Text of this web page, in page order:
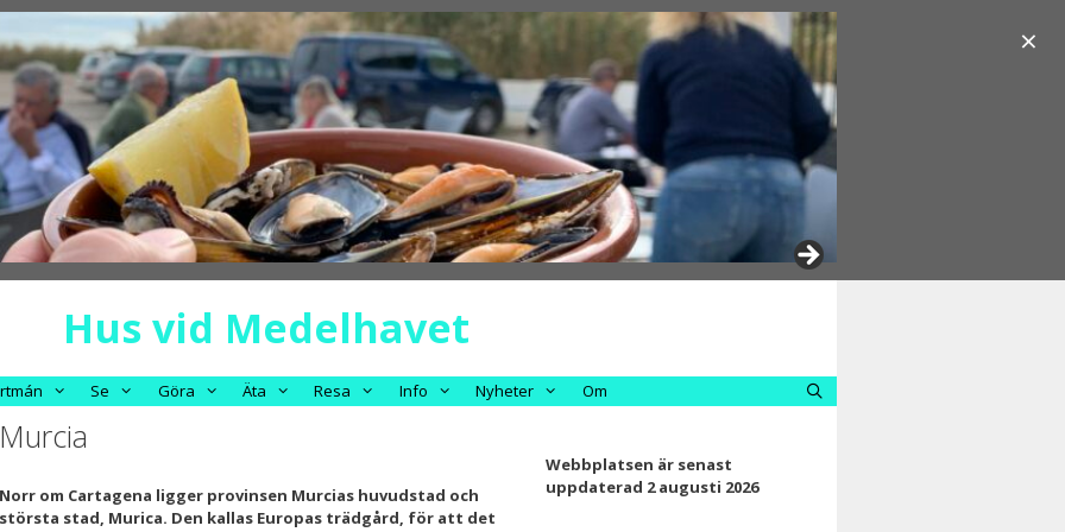
Hus vid Medelhavet
Se Göra Äta Resa Info Nyheter Om
Murcia
Norr om Cartagena ligger provinsen Murcias huvudstad och
största stad, Murica. Den kallas Europas trädgård, för att det
Webbplatsen är senast
uppdaterad 2 augusti 2026
×